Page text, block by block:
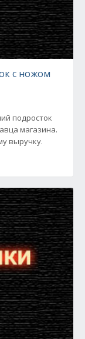
с ножом
подросток
магазина.
выручку.